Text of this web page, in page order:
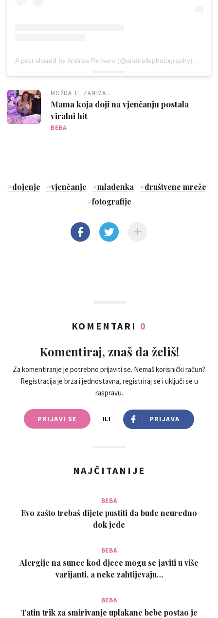
A post shared by Andrea Romero (@andriellephotography)
MOŽDA TE ZANIMA...
Mama koja doji na vjenčanju postala
viralni hit
BEBA
#dojenje #vjenčanje #mladenka #društvene mreže
#fotografije
KOMENTARI 0
Komentiraj, znaš da želiš!
Za komentiranje je potrebno prijaviti se. Nemaš korisnički račun?
Registracija je brza i jednostavna, registriraj se i uključi se u
raspravu.
PRIJAVI SE ILI PRIJAVA
NAJČITANIJE
BEBA
Evo zašto trebaš dijete pustiti da bude neuredno
dok jede
BEBA
Alergije na sunce kod djece mogu se javiti u više
varijanti, a neke zahtijevaju…
BEBA
Tatin trik za smirivanje uplakane bebe postao je